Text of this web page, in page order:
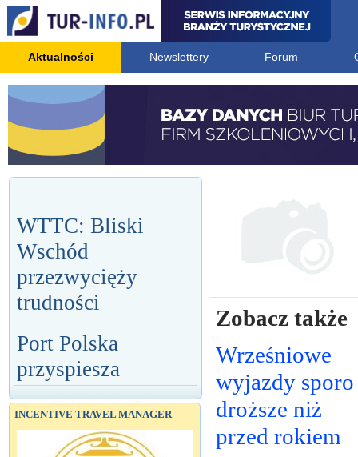
Aktualności Newslettery Forum
WTTC: Bliski
Wschód
przezwycięży
trudności
Port Polska
przyspiesza
INCENTIVE TRAVEL MANAGER
Zobacz także
Wrześniowe
wyjazdy sporo
droższe niż
przed rokiem